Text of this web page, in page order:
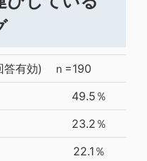
答有効) ｎ=190
49.5％
23.2％
22.1％